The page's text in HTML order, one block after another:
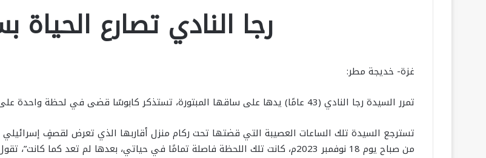
رجا النادي تصارع
غزة- خديجة مطر:
تمرر السيدة رجا النادي (43 عامًا) يدها على ساقها المبتورة، تستذكر كابوسًا قضى في لحظة واحدة على حياة اثنتين من بناتها، وتركها فريسة لوجع الفقد والإعاقة.
من صباح يوم 18 نوفمبر 2023م، كانت تلك اللحظة فاصلة تمامًا في حياتي، بعدها لم تعد كما كانت”، تقول رجا وهي تتنهد بمرارة ثم تنخرط بالبكاء.